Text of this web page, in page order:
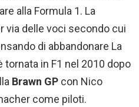
alla Formula 1. La
via delle voci secondo cui
di abbandonare La
in F1 nel 2010 dopo
Brawn GP con Nico
come piloti.